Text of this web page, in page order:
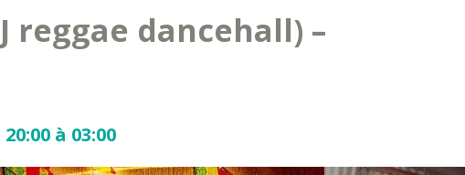
reggae dancehall) –
à 03:00